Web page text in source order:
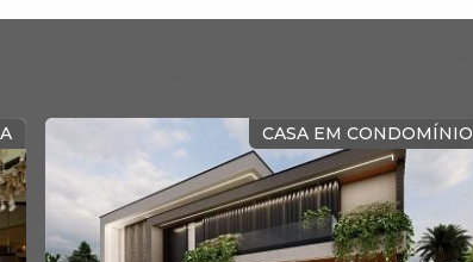
CASA EM CONDOMÍNIO